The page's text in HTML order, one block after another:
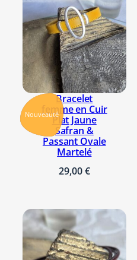
Nouveauté
Bracelet
femme en Cuir
Plat Jaune
Safran &
Passant Ovale
Martelé
29,00€